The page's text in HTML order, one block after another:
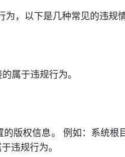
，以下是几种常见的违规情
属于违规行为。
版权信息。 例如：系统根
违规行为。